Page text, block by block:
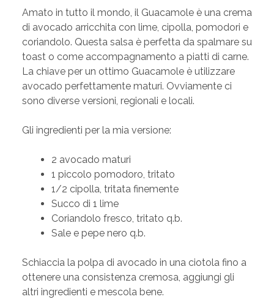
Amato in tutto il mondo, il Guacamole è una crema
di avocado arricchita con lime, cipolla, pomodori e
coriandolo. Questa salsa è perfetta da spalmare su
toast o come accompagnamento a piatti di carne.
La chiave per un ottimo Guacamole è utilizzare
avocado perfettamente maturi. Ovviamente ci
sono diverse versioni, regionali e locali.
Gli ingredienti per la mia versione:
2 avocado maturi
1 piccolo pomodoro, tritato
1/2 cipolla, tritata finemente
Succo di 1 lime
Coriandolo fresco, tritato q.b.
Sale e pepe nero q.b.
Schiaccia la polpa di avocado in una ciotola fino a
ottenere una consistenza cremosa, aggiungi gli
altri ingredienti e mescola bene.